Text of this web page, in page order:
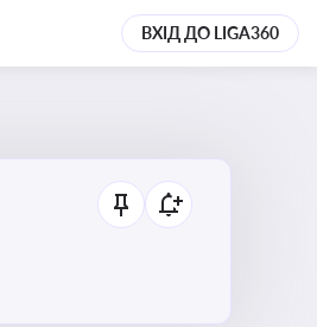
ВХІД ДО LIGA360